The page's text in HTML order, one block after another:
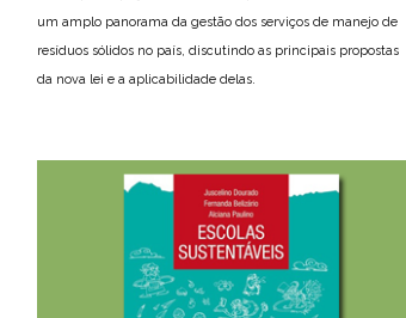
um amplo panorama da gestão dos serviços de manejo de
resíduos sólidos no país, discutindo as principais propostas
da nova lei e a aplicabilidade delas.